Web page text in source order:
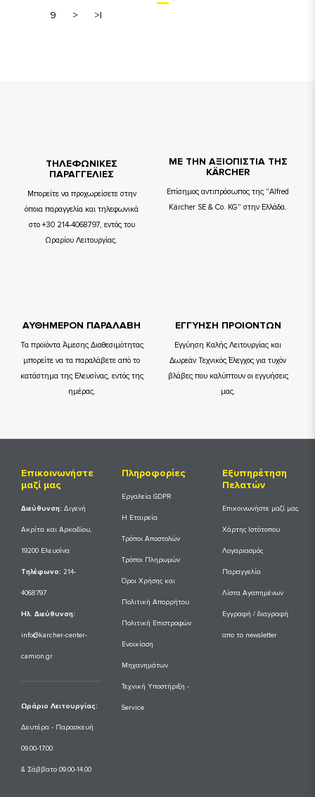
9
> >|
TΗΛΕΦΩΝΙΚΕΣ
ΠΑΡΑΓΓΕΛΙΕΣ
Μπορείτε να προχωρείσετε στην
όποια παραγγελία και τηλεφωνικά
στο +30 214-4068797, εντός του
Ωραρίου Λειτουργίας.
ΜΕ ΤΗΝ ΑΞΙΟΠΙΣΤΙΑ ΤΗΣ
KÄRCHER
Επίσημος αντιπρόσωπος της "Alfred
Kärcher SE & Co. KG" στην Ελλάδα.
ΑΥΘΗΜΕΡΟΝ ΠΑΡΑΛΑΒΗ
Τα προϊόντα Άμεσης Διαθεσιμότητας
μπορείτε να τα παραλάβετε από το
κατάστημα της Ελευσίνας, εντός της
ημέρας.
ΕΓΓΥΗΣΗ ΠΡΟΙΟΝΤΩΝ
Εγγύηση Καλής Λειτουργίας και
Δωρεάν Τεχνικός Έλεγχος για τυχόν
βλάβες που καλύπτουν οι εγγυήσεις
μας.
Επικοινωνήστε
μαζί μας
Διεύθυνση: Διγενή
Ακρίτα και Αρκαδίου,
19200 Ελευσίνα
Tηλέφωνο: 214-
4068797
Ηλ. Διεύθυνση:
info@karcher-center-
camion.gr
Ωράριο Λειτουργίας:
Δευτέρα - Παρασκευή
09.00-17.00
& Σάββατο 09.00-14.00
Πληροφορίες
Εργαλεία GDPR
Η Εταιρεία
Τρόποι Αποστολών
Τρόποι Πληρωμών
Όροι Χρήσης και
Πολιτική Απορρήτου
Πολιτική Επιστροφών
Ενοικίαση
Μηχανημάτων
Τεχνική Υποστήριξη -
Service
Εξυπηρέτηση
Πελατών
Επικοινωνήστε μαζί μας
Χάρτης Ιστότοπου
Λογαριασμός
Παραγγελία
Λίστα Αγαπημένων
Εγγραφή / διαγραφή
απο το newsletter